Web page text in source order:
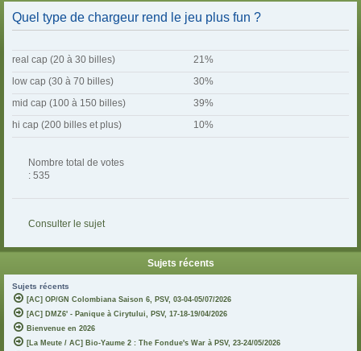
Quel type de chargeur rend le jeu plus fun ?
real cap (20 à 30 billes)
21%
low cap (30 à 70 billes)
30%
mid cap (100 à 150 billes)
39%
hi cap (200 billes et plus)
10%
Nombre total de votes
: 535
Consulter le sujet
Sujets récents
Sujets récents
[AC] OP/GN Colombiana Saison 6, PSV, 03-04-05/07/2026
[AC] DMZ6' - Panique à Cirytului, PSV, 17-18-19/04/2026
Bienvenue en 2026
[La Meute / AC] Bio-Yaume 2 : The Fondue's War à PSV, 23-24/05/2026